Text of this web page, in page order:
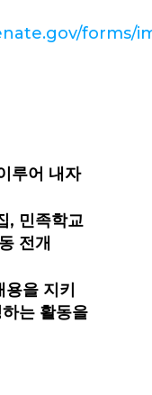
forms/
루어 내자
, 민족학교
전개
용을 지키
는 활동을